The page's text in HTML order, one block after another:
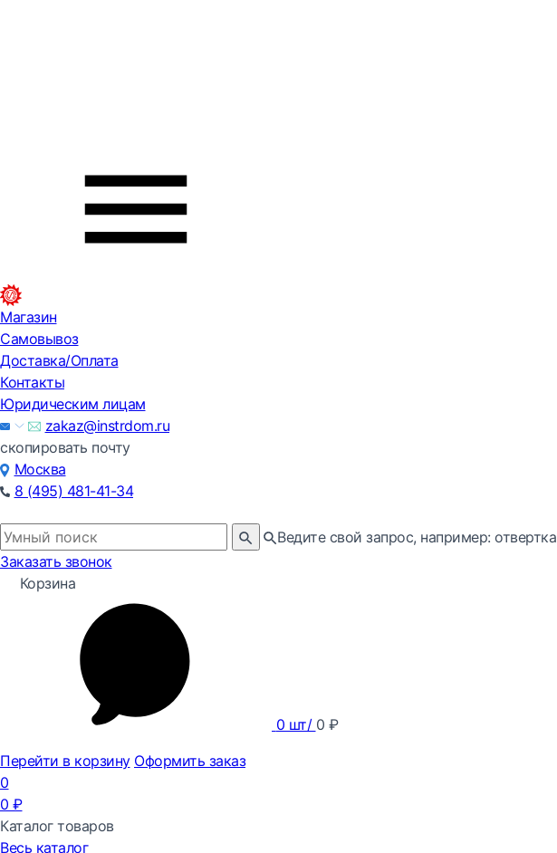
Магазин
Самовывоз
Доставка/Оплата
Контакты
Юридическим лицам
zakaz@instrdom.ru
скопировать почту
Москва
8 (495) 481-41-34
Ведите свой запрос, например: отвертка
Заказать звонок
Корзина
0 шт/ 0 ₽
Перейти в корзину Оформить заказ
0
0 ₽
Каталог товаров
Весь каталог